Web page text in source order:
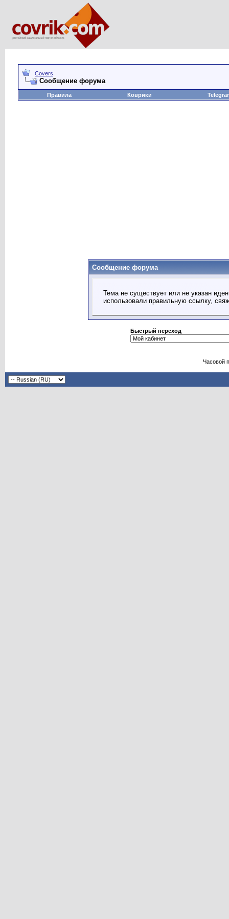
Covers
Сообщение форума
Правила Коврики
Сообщение форума
Тема не существует или не указан
использовали правильную ссылку,
Быстрый переход
Часовой